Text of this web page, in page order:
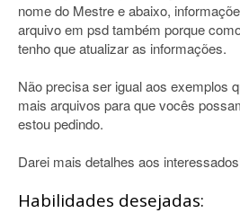
nome do Mestre e abaixo,
arquivo em psd também porque
tenho que atualizar as informações.
Não precisa ser igual aos exemplos
mais arquivos para que vocês
estou pedindo.
Darei mais detalhes aos
Habilidades desejadas: